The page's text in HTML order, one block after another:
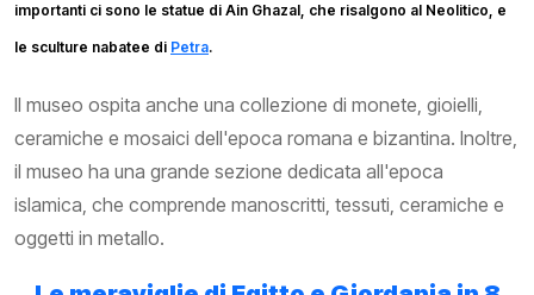
importanti ci sono le statue di Ain Ghazal, che risalgono al Neolitico, e
le sculture nabatee di Petra.
Il museo ospita anche una collezione di monete, gioielli,
ceramiche e mosaici dell'epoca romana e bizantina. Inoltre,
il museo ha una grande sezione dedicata all'epoca
islamica, che comprende manoscritti, tessuti, ceramiche e
oggetti in metallo.